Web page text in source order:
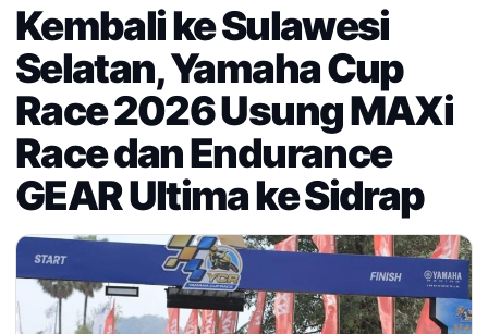
Kembali ke Sulawesi
Selatan, Yamaha Cup
Race 2026 Usung MAXi
Race dan Endurance
GEAR Ultima ke Sidrap